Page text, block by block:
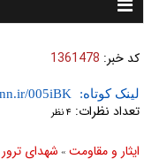
Toggle
کد خبر: 1361478
لینک کوتاه:
تعداد نظرات: ۴ نظر
ایثار و مقاومت » شهدای ترور